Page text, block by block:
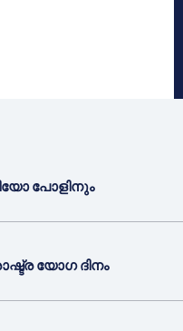
പോളിനും
യോഗ ദിനം